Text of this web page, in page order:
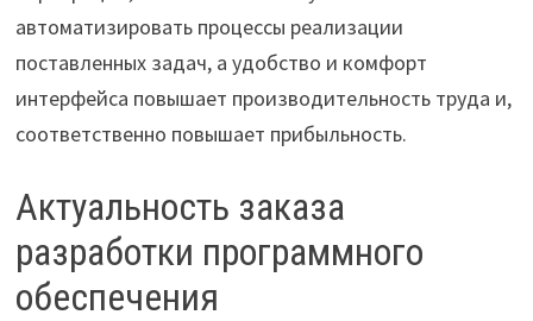
автоматизировать процессы реализации
поставленных задач, а удобство и комфорт
интерфейса повышает производительность труда и,
соответственно повышает прибыльность.
Актуальность заказа
разработки программного
обеспечения